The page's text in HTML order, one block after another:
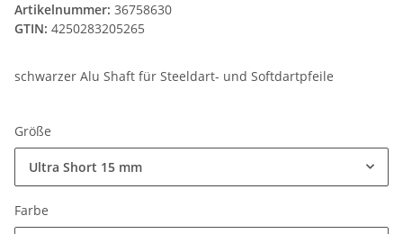
Artikelnummer: 36758630
GTIN: 4250283205265
schwarzer Alu Shaft für Steeldart- und Softdartpfeile
Größe
Ultra Short 15 mm
Farbe